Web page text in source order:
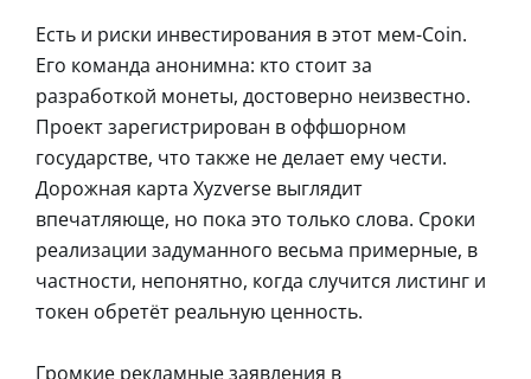
Есть и риски инвестирования в этот мем-Coin.
Его команда анонимна: кто стоит за
разработкой монеты, достоверно неизвестно.
Проект зарегистрирован в оффшорном
государстве, что также не делает ему чести.
Дорожная карта Xyzverse выглядит
впечатляюще, но пока это только слова. Сроки
реализации задуманного весьма примерные, в
частности, непонятно, когда случится листинг и
токен обретёт реальную ценность.
Громкие рекламные заявления в